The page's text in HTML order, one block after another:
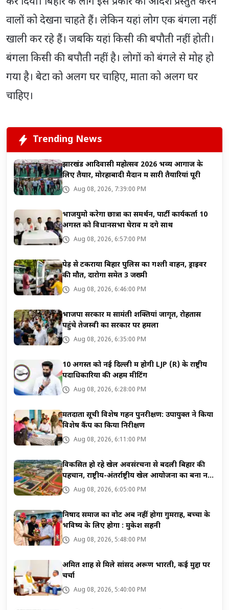
वालों को देखना चाहते हैं। लेकिन यहां लोग एक बंगला नहीं
खाली कर रहे हैं। जबकि यहां किसी की बपौती नहीं होती।
बंगला किसी की बपौती नहीं है। लोगों को बंगले से मोह हो
गया है। बेटा को अलग घर चाहिए, माता को अलग घर
चाहिए।
Trending News
झारखंड आदिवासी महोत्सव 2026 भव्य आगाज के
लिए तैयार, मोरहाबादी मैदान में सारी तैयारियां पूरी
Aug 08, 2026, 7:39:00 PM
भाजयुमो करेगा छात्रों का समर्थन, पार्टी कार्यकर्ता 10
अगस्त को विधानसभा घेराव में देंगे साथ
Aug 08, 2026, 6:57:00 PM
पेड़ से टकराया बिहार पुलिस का गश्ती वाहन, ड्राइवर
की मौत, दारोगा समेत 3 जख्मी
Aug 08, 2026, 6:46:00 PM
भाजपा सरकार में सामंती शक्तियां जागृत, रोहतास
पहुंचे तेजस्वी का सरकार पर हमला
Aug 08, 2026, 6:35:00 PM
10 अगस्त को नई दिल्ली में होगी LJP (R) के राष्ट्रीय
पदाधिकारियों की अहम मीटिंग
Aug 08, 2026, 6:28:00 PM
मतदाता सूची विशेष गहन पुनरीक्षण: उपायुक्त ने किया
विशेष कैंप का किया निरीक्षण
Aug 08, 2026, 6:11:00 PM
विकसित हो रहे खेल अवसंरचना से बदली बिहार की
पहचान, राष्ट्रीय-अंतर्राष्ट्रीय खेल आयोजनों का बना नया
केंद्र Aug 08, 2026, 6:05:00 PM
निषाद समाज का वोट अब नहीं होगा गुमराह, बच्चों के
भविष्य के लिए होगा : मुकेश सहनी
Aug 08, 2026, 5:48:00 PM
अमित शाह से मिले सांसद अरूण भारती, कई मुद्दों पर
चर्चा
Aug 08, 2026, 5:40:00 PM